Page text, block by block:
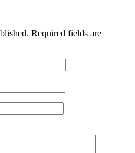
Required fields are